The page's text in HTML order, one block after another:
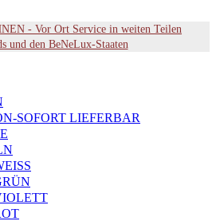
- Vor Ort Service in weiten Teilen
und den BeNeLux-Staaten
SOFORT LIEFERBAR